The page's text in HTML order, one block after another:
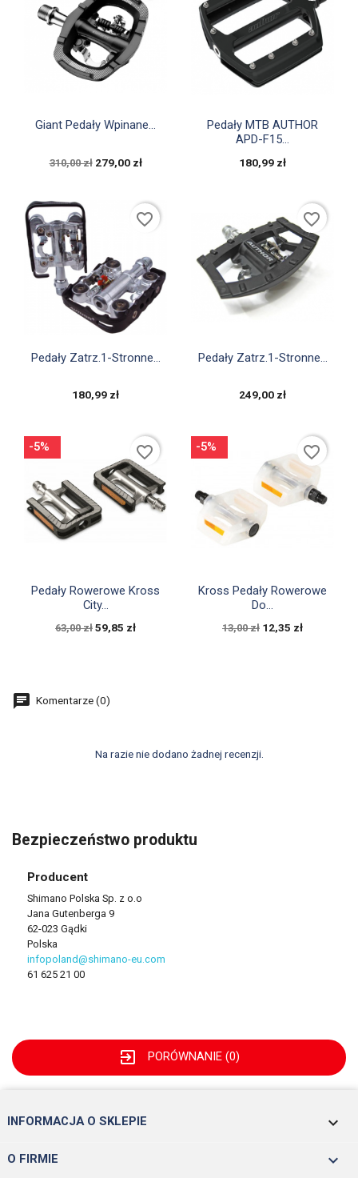
 Szybki podgląd
Giant Pedały Wpinane...
310,00 zł 279,00 zł
Szybki podgląd
Pedały MTB AUTHOR
APD-F15...
180,99 zł
Szybki podgląd
Pedały Zatrz.1-Stronne...
180,99 zł
favorite_border
Szybki podgląd
Pedały Zatrz.1-Stronne...
249,00 zł
favorite_border
Szybki podgląd
Pedały Rowerowe Kross
City...
63,00 zł 59,85 zł
-5% favorite_border
 Szybki podgląd
Kross Pedały Rowerowe
Do...
13,00 zł 12,35 zł
-5% favorite_border
Komentarze (0)
Na razie nie dodano żadnej recenzji.
Bezpieczeństwo produktu
Producent
Shimano Polska Sp. z o.o
Jana Gutenberga 9
62-023 Gądki
Polska
infopoland@shimano-eu.com
61 625 21 00
exit_to_app PORÓWNANIE (0)
INFORMACJA O SKLEPIE keyboard_arrow_down
O FIRMIE 